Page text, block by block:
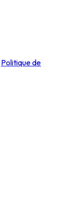
Politique de